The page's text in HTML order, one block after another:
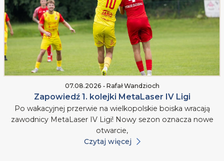
07.08.2026 • Rafał Wandzioch
Zapowiedź 1. kolejki MetaLaser IV Ligi
Po wakacyjnej przerwie na wielkopolskie boiska wracają
zawodnicy MetaLaser IV Ligi! Nowy sezon oznacza nowe
otwarcie,
Czytaj więcej